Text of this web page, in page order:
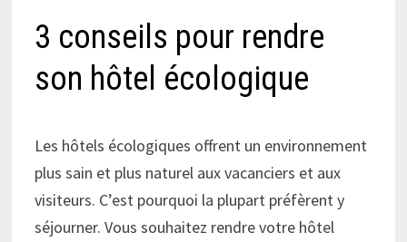
3 conseils pour rendre
son hôtel écologique
Les hôtels écologiques offrent un environnement
plus sain et plus naturel aux vacanciers et aux
visiteurs. C’est pourquoi la plupart préfèrent y
séjourner. Vous souhaitez rendre votre hôtel